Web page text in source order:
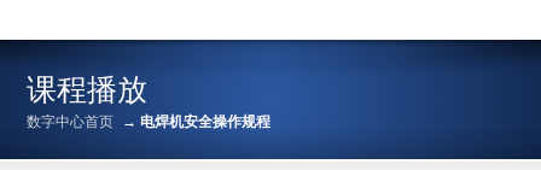
课程播放
数字中心首页 →电焊机安全操作规程